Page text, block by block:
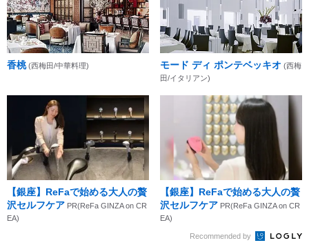
香桃 (西梅田/中華料理) モード ディ ポンテベッキオ (西梅
田/イタリアン)
【銀座】ReFaで始める大人の贅
沢セルフケア PR(ReFa GINZA on CR
EA)
【銀座】ReFaで始める大人の贅
沢セルフケア PR(ReFa GINZA on CR
EA)
Recommended by